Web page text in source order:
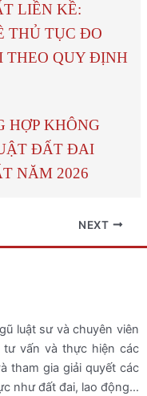
LIỀN KỀ:
THỦ TỤC ĐO
THEO QUY ĐỊNH
HỢP KHÔNG
ĐẤT ĐAI
NĂM 2026
NEXT
luật sư và chuyên viên
tư vấn và thực hiện các
tham gia giải quyết các
như đất đai, lao động…